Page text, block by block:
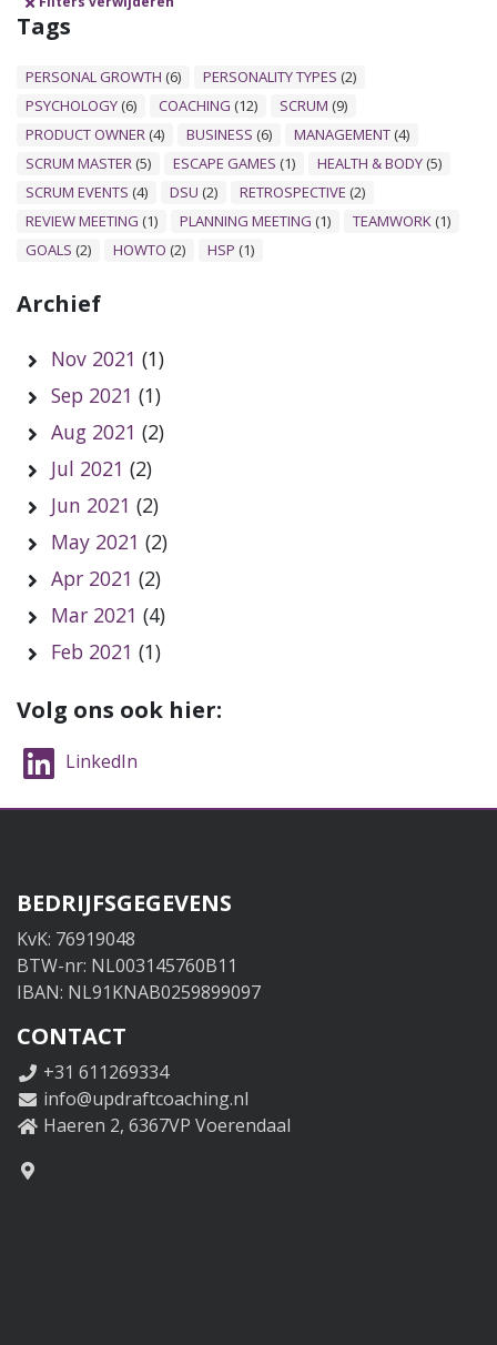
Tags
PERSONAL GROWTH (6) PERSONALITY TYPES (2)
PSYCHOLOGY (6) COACHING (12) SCRUM (9)
PRODUCT OWNER (4) BUSINESS (6) MANAGEMENT (4)
SCRUM MASTER (5) ESCAPE GAMES (1) HEALTH & BODY (5)
SCRUM EVENTS (4) DSU (2) RETROSPECTIVE (2)
REVIEW MEETING (1) PLANNING MEETING (1) TEAMWORK (1)
GOALS (2) HOWTO (2) HSP (1)
Archief
Nov 2021 (1)
Sep 2021 (1)
Aug 2021 (2)
Jul 2021 (2)
Jun 2021 (2)
May 2021 (2)
Apr 2021 (2)
Mar 2021 (4)
Feb 2021 (1)
Volg ons ook hier:
LinkedIn
BEDRIJFSGEGEVENS
KvK: 76919048
BTW-nr: NL003145760B11
IBAN: NL91KNAB0259899097
CONTACT
+31 611269334
info@updraftcoaching.nl
Haeren 2, 6367VP Voerendaal